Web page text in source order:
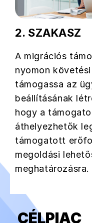
2. SZAKASZ
A migrációs
nyomon
támogassa az
beállításának
hogy a
áthelyezhetők
támogatott
megoldási
meghatározásra.
CÉLPIAC